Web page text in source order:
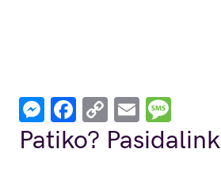
Messenger
Facebook
Copy
Link
Email
Patiko? Pasidalink